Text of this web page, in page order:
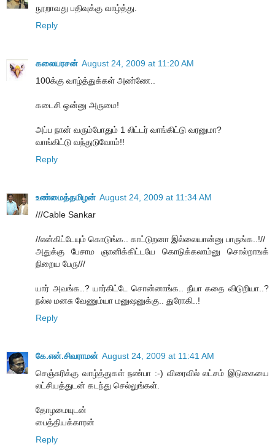
நூறாவது பதிவுக்கு வாழ்த்து.
Reply
கலையரசன் August 24, 2009 at 11:20 AM
100க்கு வாழ்த்துக்கள் அண்ணே..
கடைசி ஒன்னு அருமை!
அப்ப நான் வரும்போதும் 1 லிட்டர் வாங்கிட்டு வரனுமா?
வாங்கிட்டு வந்துடுவோம்!!
Reply
உண்மைத்தமிழன் August 24, 2009 at 11:34 AM
///Cable Sankar
//என்கிட்டேயும் கொடுங்க.. காட்டுறனா இல்லையான்னு பாருங்க..!//
அதுக்கு பேசாம ஞானிக்கிட்டயே கொடுக்கலாம்னு சொல்றாஙக்
நிறைய பேரு///
யார் அவங்க..? யார்கிட்டே சொன்னாங்க.. நீயா கதை விடுறியா..?
நல்ல மனசு வேணும்யா மனுஷனுக்கு.. துரோகி..!
Reply
கே.என்.சிவராமன் August 24, 2009 at 11:41 AM
செஞ்சுரிக்கு வாழ்த்துகள் நண்பா :-) விரைவில் லட்சம் இடுகையை
லட்சியத்துடன் கடந்து செல்லுங்கள்.
தோழமையுடன்
பைத்தியக்காரன்
Reply